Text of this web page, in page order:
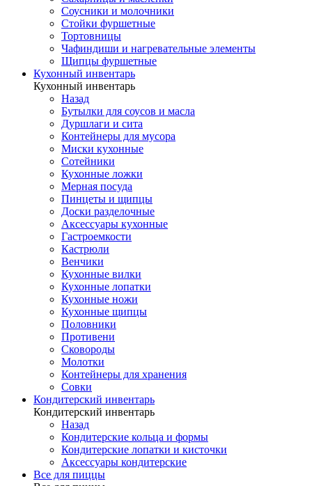
Соусники и молочники
Стойки фуршетные
Тортовницы
Чафиндиши и нагревательные элементы
Щипцы фуршетные
Кухонный инвентарь
Кухонный инвентарь
Назад
Бутылки для соусов и масла
Дуршлаги и сита
Контейнеры для мусора
Миски кухонные
Сотейники
Кухонные ложки
Мерная посуда
Пинцеты и щипцы
Доски разделочные
Аксессуары кухонные
Гастроемкости
Кастрюли
Венчики
Кухонные вилки
Кухонные лопатки
Кухонные ножи
Кухонные щипцы
Половники
Противени
Сковороды
Молотки
Контейнеры для хранения
Совки
Кондитерский инвентарь
Кондитерский инвентарь
Назад
Кондитерские кольца и формы
Кондитерские лопатки и кисточки
Аксессуары кондитерские
Все для пиццы